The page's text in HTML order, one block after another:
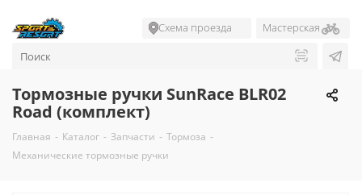
Схема проезда Мастерская
Тормозные ручки SunRace BLR02
Road (комплект)
Главная - Каталог - Запчасти - Тормоза -
Механические тормозные ручки